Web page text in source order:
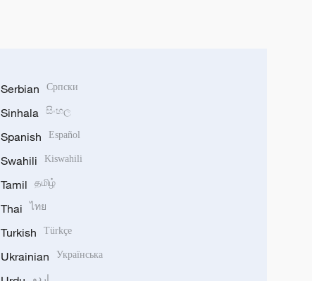
Serbian Српски
Sinhala සිංහල
Spanish Español
Swahili Kiswahili
Tamil தமிழ்
Thai ไทย
Turkish Türkçe
Ukrainian Українська
اردو